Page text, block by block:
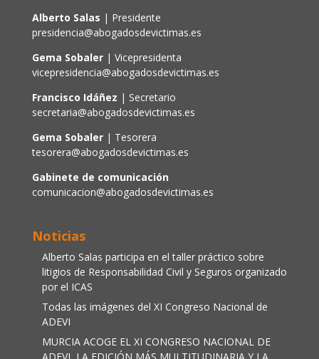
Alberto Salas | Presidente
presidencia@abogadosdevictimas.es
Gema Sobaler | Vicepresidenta
vicepresidencia@abogadosdevictimas.es
Francisco Idáñez | Secretario
secretaria@abogadosdevictimas.es
Gema Sobaler| Tesorera
tesorera@abogadosdevictimas.es
Gabinete de comunicación
comunicacion@abogadosdevictimas.es
Noticias
Alberto Salas participa en el taller práctico sobre
litigios de Responsabilidad Civil y Seguros organizado
por el ICAS
Todas las imágenes del XI Congreso Nacional de
ADEVI
MURCIA ACOGE EL XI CONGRESO NACIONAL DE
ADEVI, LA EDICIÓN MÁS MULTITUDINARIA Y LA